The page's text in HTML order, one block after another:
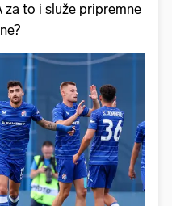
za to i služe pripremne